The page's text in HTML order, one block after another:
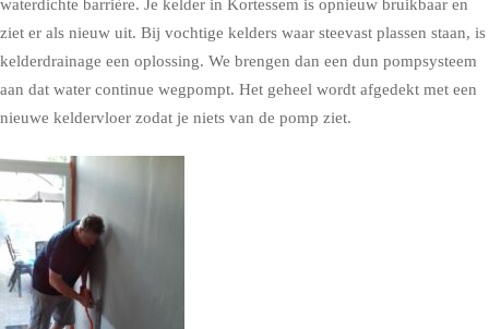
waterdichte barrière. Je kelder in Kortessem is opnieuw bruikbaar en
ziet er als nieuw uit. Bij vochtige kelders waar steevast plassen staan, is
kelderdrainage een oplossing. We brengen dan een dun pompsysteem
aan dat water continue wegpompt. Het geheel wordt afgedekt met een
nieuwe keldervloer zodat je niets van de pomp ziet.